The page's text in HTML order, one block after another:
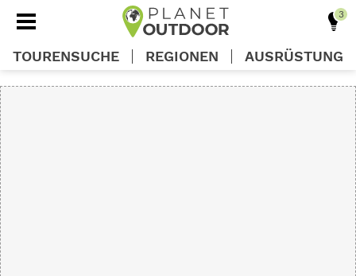
TOURENSUCHE REGIONEN AUSRÜSTUNG